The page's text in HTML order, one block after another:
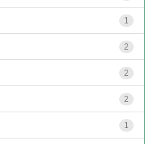
1
2
2
2
1